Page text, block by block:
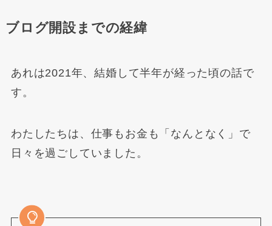
ブログ開設までの経緯
あれは2021年、結婚して半年が経った頃の話で
す。
わたしたちは、仕事もお金も「なんとなく」で
日々を過ごしていました。